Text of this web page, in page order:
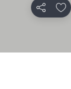
Bagikan